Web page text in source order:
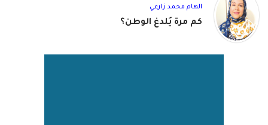
الهام محمد زارعي
كم مرة يُلدغ الوطن؟